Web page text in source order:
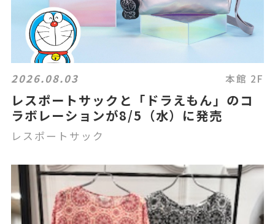
2026.08.03 本館 2F
レスポートサックと「ドラえもん」のコ
ラボレーションが8/5（水）に発売
レスポートサック